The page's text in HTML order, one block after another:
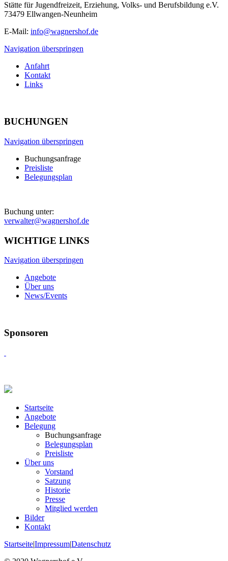
Stätte für Jugendfreizeit, Erziehung, Volks- und Berufsbildung e.V.
73479 Ellwangen-Neunheim
E-Mail: info@wagnershof.de
Navigation überspringen
Anfahrt
Kontakt
Links
BUCHUNGEN
Navigation überspringen
Buchungsanfrage
Preisliste
Belegungsplan
Buchung unter:
verwalter@wagnershof.de
WICHTIGE LINKS
Navigation überspringen
Angebote
Über uns
News/Events
Sponsoren
Startseite
Angebote
Belegung
Buchungsanfrage
Belegungsplan
Preisliste
Über uns
Vorstand
Satzung
Historie
Presse
Mitglied werden
Bilder
Kontakt
Startseite|Impressum|Datenschutz